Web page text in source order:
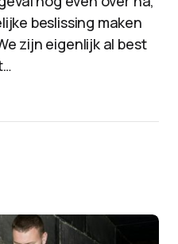
beslissing maken
zijn eigenlijk al best